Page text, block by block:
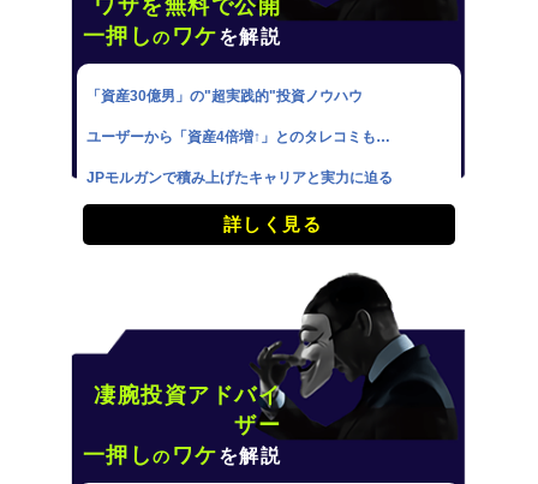
ワザを無料で公開
一押しの ワケを解説
「資産30億男」の"超実践的"投資ノウハウ
ユーザーから「資産4倍増↑」とのタレコミも…
JPモルガンで積み上げたキャリアと実力に迫る
詳しく見る
凄腕投資アドバイ
ザー
一押しの ワケを解説